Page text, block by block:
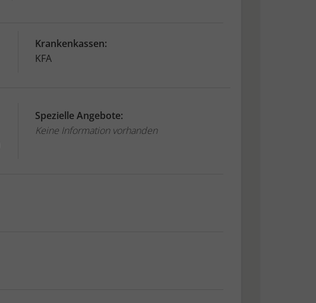
Krankenkassen:
KFA
Spezielle Angebote:
Keine Information vorhanden